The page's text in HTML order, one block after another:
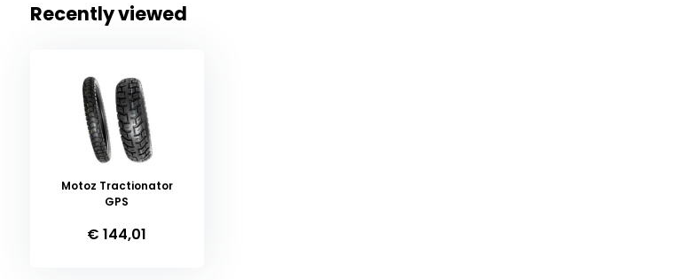
Recently viewed
Motoz Tractionator
GPS
€ 144,01